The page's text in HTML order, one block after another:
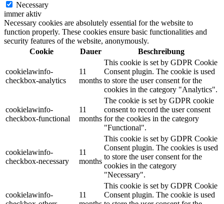
Necessary
immer aktiv
Necessary cookies are absolutely essential for the website to
function properly. These cookies ensure basic functionalities and
security features of the website, anonymously.
Cookie
Dauer Beschreibung
cookielawinfo-
checkbox-analytics
11
months
This cookie is set by GDPR Cookie
Consent plugin. The cookie is used
to store the user consent for the
cookies in the category "Analytics".
cookielawinfo-
checkbox-functional
11
months
The cookie is set by GDPR cookie
consent to record the user consent
for the cookies in the category
"Functional".
cookielawinfo-
checkbox-necessary
11
months
This cookie is set by GDPR Cookie
Consent plugin. The cookies is used
to store the user consent for the
cookies in the category
"Necessary".
cookielawinfo-
11
This cookie is set by GDPR Cookie
Consent plugin. The cookie is used